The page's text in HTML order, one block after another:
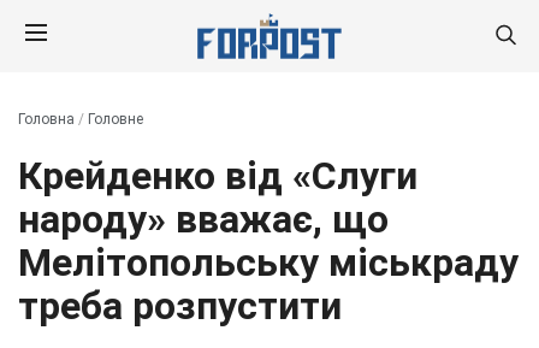
Головна / Головне
Крейденко від «Слуги
народу» вважає, що
Мелітопольську міськраду
треба розпустити